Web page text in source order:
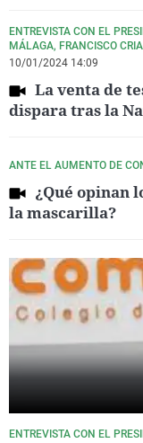
ENTREVISTA CON EL
MÁLAGA, FRANCISCO
10/01/2024 14:09
La venta de
dispara tras la
ANTE EL AUMENTO DE
¿Qué opinan
la mascarilla?
ENTREVISTA CON EL